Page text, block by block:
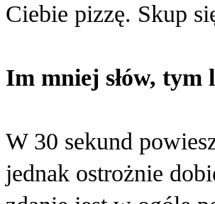
Ciebie pizzę. Skup
Im mniej słów, tym
W 30 sekund
jednak ostrożnie